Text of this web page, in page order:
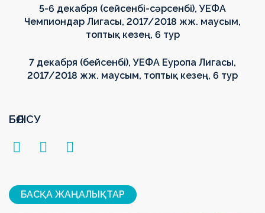
5-6 декабря (сейсенбі-сәрсенбі), УЕФА
Чемпиондар Лигасы, 2017/2018 жж. маусым,
топтық кезең, 6 тур
7 декабря (бейсенбі), УЕФА Еуропа Лигасы,
2017/2018 жж. маусым, топтық кезең, 6 тур
БӨЛІСУ
БАСҚА ЖАҢАЛЫҚТАР